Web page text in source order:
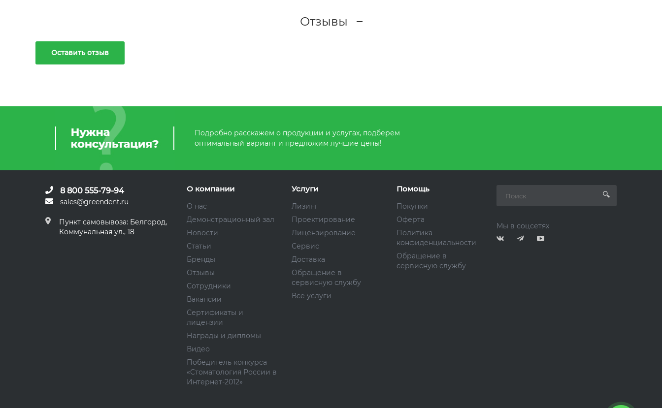
Отзывы
Оставить отзыв
Подробно расскажем о продукции и услугах, подберем
оптимальный вариант и предложим лучшие цены!
8 800 555-79-94
sales@greendent.ru
Пункт самовывоза: Белгород,
Коммунальная ул., 18
О компании
О нас
Демонстрационный зал
Новости
Статьи
Бренды
Отзывы
Сотрудники
Вакансии
Сертификаты и
лицензии
Награды и дипломы
Видео
Победитель конкурса
«Стоматология России в
Интернет-2012»
Услуги
Лизинг
Проектирование
Лицензирование
Сервис
Доставка
Обращение в
сервисную службу
Все услуги
Помощь
Покупки
Оферта
Политика
конфиденциальности
Обращение в
сервисную службу
Мы в соцсетях